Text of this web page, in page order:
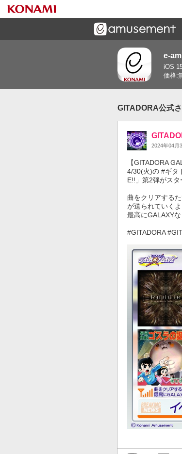
ゲームと連携したコミュニケーションアプリで
e-
iOS
価格:
GITADORA公式
2024年04月
【GITADORA
4/30(火)の #ギタ
E!!」第2弾がスタ
曲をクリアする
が送られていく
最高にGALAXY
#GITADORA